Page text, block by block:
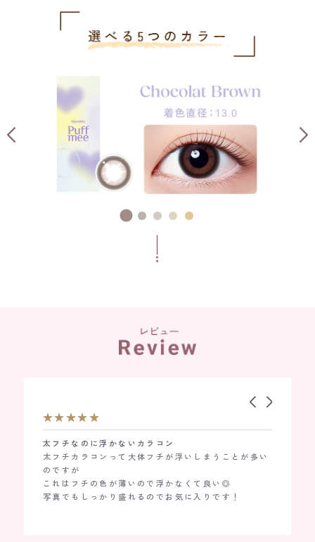
でつけやすいし値段も安いからリピしま
太フチなのに浮かないカラコン
太フチカラコンって大体フチが浮いしまうことが多い
のですが
これはフチの色が薄いので浮かなくて良い◎
写真でもしっかり盛れるのでお気に入りです！